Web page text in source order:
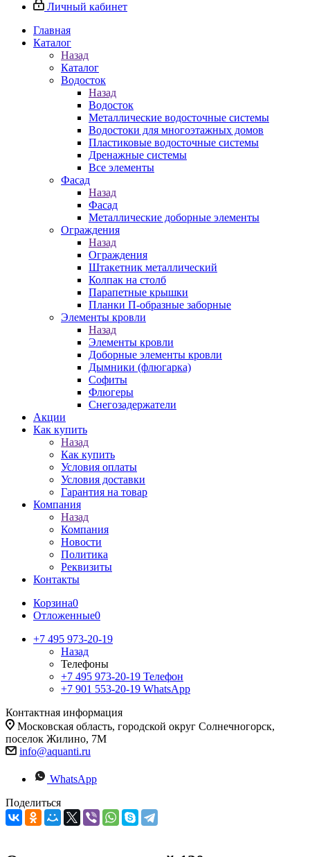
Личный кабинет
Главная
Каталог
Назад
Каталог
Водосток
Назад
Водосток
Металлические водосточные системы
Водостоки для многоэтажных домов
Пластиковые водосточные системы
Дренажные системы
Все элементы
Фасад
Назад
Фасад
Металлические доборные элементы
Ограждения
Назад
Ограждения
Штакетник металлический
Колпак на столб
Парапетные крышки
Планки П-образные заборные
Элементы кровли
Назад
Элементы кровли
Доборные элементы кровли
Дымники (флюгарка)
Софиты
Флюгеры
Снегозадержатели
Акции
Как купить
Назад
Как купить
Условия оплаты
Условия доставки
Гарантия на товар
Компания
Назад
Компания
Новости
Политика
Реквизиты
Контакты
Корзина0
Отложенные0
+7 495 973-20-19
Назад
Телефоны
+7 495 973-20-19 Телефон
+7 901 553-20-19 WhatsApp
Контактная информация
Московская область, городской округ Солнечногорск,
поселок Жилино, 7М
info@aquanti.ru
WhatsApp
Поделиться